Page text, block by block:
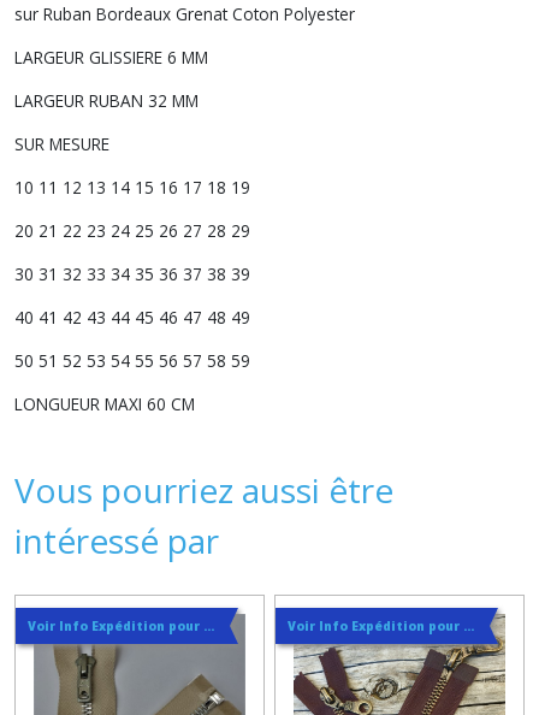
sur Ruban Bordeaux Grenat Coton Polyester
LARGEUR GLISSIERE 6 MM
LARGEUR RUBAN 32 MM
SUR MESURE
10 11 12 13 14 15 16 17 18 19
20 21 22 23 24 25 26 27 28 29
30 31 32 33 34 35 36 37 38 39
40 41 42 43 44 45 46 47 48 49
50 51 52 53 54 55 56 57 58 59
LONGUEUR MAXI 60 CM
Vous pourriez aussi être
intéressé par
Voir Info Expédition pour Régler les Frais de Port au Meilleur Prix , En haut d'ecran à Droite Voir Info Expédition pour Régler les Frais de Port au Meilleur Prix , En haut d'ecran à Droite